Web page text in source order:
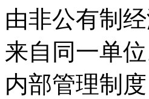
由非公有制
来自同一单
内部管理制